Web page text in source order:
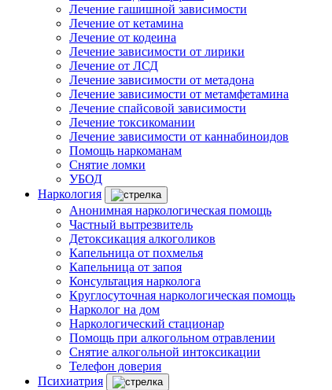
Лечение гашишной зависимости
Лечение от кетамина
Лечение от кодеина
Лечение зависимости от лирики
Лечение от ЛСД
Лечение зависимости от метадона
Лечение зависимости от метамфетамина
Лечение спайсовой зависимости
Лечение токсикомании
Лечение зависимости от каннабиноидов
Помощь наркоманам
Снятие ломки
УБОД
Наркология
Анонимная наркологическая помощь
Частный вытрезвитель
Детоксикация алкоголиков
Капельница от похмелья
Капельница от запоя
Консультация нарколога
Круглосуточная наркологическая помощь
Нарколог на дом
Наркологический стационар
Помощь при алкогольном отравлении
Снятие алкогольной интоксикации
Телефон доверия
Психиатрия